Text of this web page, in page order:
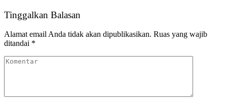
Tinggalkan Balasan
Alamat email Anda tidak akan dipublikasikan. Ruas yang wajib
ditandai *